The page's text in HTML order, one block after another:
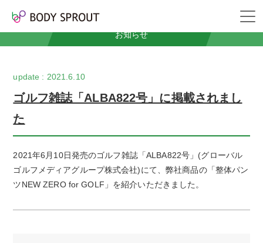
お知らせ
2021.6.10
ゴルフ雑誌「ALBA822号」に掲載されまし
た
2021年6月10日発売のゴルフ雑誌「ALBA822号」(グローバル
ゴルフメディアグループ株式会社)にて、弊社商品の「整体パン
ツNEW ZERO for GOLF」を紹介いただきました。